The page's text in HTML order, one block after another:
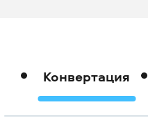
Конвертация